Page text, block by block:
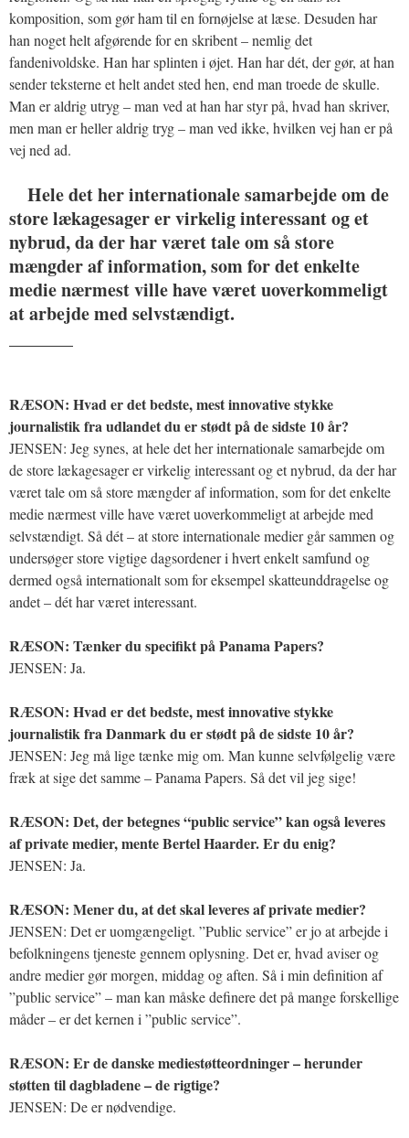
komposition, som gør ham til en fornøjelse at læse. Desuden har
han noget helt afgørende for en skribent – nemlig det
fandenivoldske. Han har splinten i øjet. Han har dét, der gør, at han
sender teksterne et helt andet sted hen, end man troede de skulle.
Man er aldrig utryg – man ved at han har styr på, hvad han skriver,
men man er heller aldrig tryg – man ved ikke, hvilken vej han er på
vej ned ad.
Hele det her internationale samarbejde om de
store lækagesager er virkelig interessant og et
nybrud, da der har været tale om så store
mængder af information, som for det enkelte
medie nærmest ville have været uoverkommeligt
at arbejde med selvstændigt.
RÆSON: Hvad er det bedste, mest innovative stykke
journalistik fra udlandet du er stødt på de sidste 10 år?
JENSEN: Jeg synes, at hele det her internationale samarbejde om
de store lækagesager er virkelig interessant og et nybrud, da der har
været tale om så store mængder af information, som for det enkelte
medie nærmest ville have været uoverkommeligt at arbejde med
selvstændigt. Så dét – at store internationale medier går sammen og
undersøger store vigtige dagsordener i hvert enkelt samfund og
dermed også internationalt som for eksempel skatteunddragelse og
andet – dét har været interessant.
RÆSON: Tænker du specifikt på Panama Papers?
JENSEN: Ja.
RÆSON: Hvad er det bedste, mest innovative stykke
journalistik fra Danmark du er stødt på de sidste 10 år?
JENSEN: Jeg må lige tænke mig om. Man kunne selvfølgelig være
fræk at sige det samme – Panama Papers. Så det vil jeg sige!
RÆSON: Det, der betegnes “public service” kan også leveres
af private medier, mente Bertel Haarder. Er du enig?
JENSEN: Ja.
RÆSON: Mener du, at det skal leveres af private medier?
JENSEN: Det er uomgængeligt. ”Public service” er jo at arbejde i
befolkningens tjeneste gennem oplysning. Det er, hvad aviser og
andre medier gør morgen, middag og aften. Så i min definition af
”public service” – man kan måske definere det på mange forskellige
måder – er det kernen i ”public service”.
RÆSON: Er de danske mediestøtteordninger – herunder
støtten til dagbladene – de rigtige?
JENSEN: De er nødvendige.